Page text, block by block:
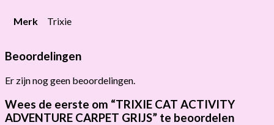
Merk Trixie
Beoordelingen
Er zijn nog geen beoordelingen.
Wees de eerste om “TRIXIE CAT ACTIVITY
ADVENTURE CARPET GRIJS” te beoordelen